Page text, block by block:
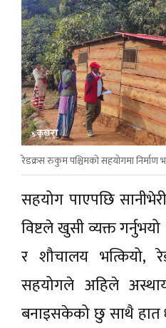
रेडक्रस रुकुम पश्चिमकाे सहयाेगमा निर्माण
सहयोग पाएपछि
विष्टले खुसी व्यक्त
र शौचालय भत्कियो,
सहयोगले अहिले
बनाइसकेको छु साथै हात